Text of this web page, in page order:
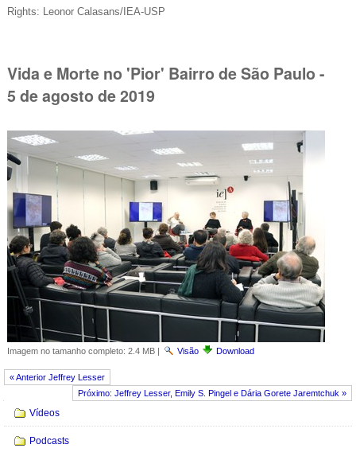
Rights: Leonor Calasans/IEA-USP
Vida e Morte no 'Pior' Bairro de São Paulo -
5 de agosto de 2019
Imagem no tamanho completo: 2.4 MB| Visão Download
« Anterior Jeffrey Lesser
Próximo: Jeffrey Lesser, Emily S. Pingel e Dária Gorete Jaremtchuk »
Navegação
Vídeos
Podcasts